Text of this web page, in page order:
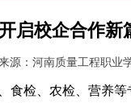
启校企合作新
源：河南质量工程职业
检、农检、营养等